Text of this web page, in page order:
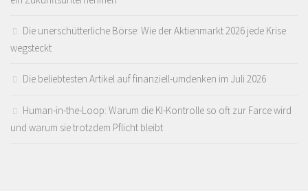
Die unerschütterliche Börse: Wie der Aktienmarkt 2026 jede Krise
wegsteckt
Die beliebtesten Artikel auf finanziell-umdenken im Juli 2026
Human-in-the-Loop: Warum die KI-Kontrolle so oft zur Farce wird
und warum sie trotzdem Pflicht bleibt